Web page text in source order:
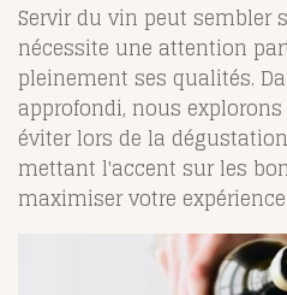
Servir du vin peut sembler
nécessite une attention
pleinement ses qualités.
approfondi, nous
éviter lors de la
mettant l'accent sur les
maximiser votre